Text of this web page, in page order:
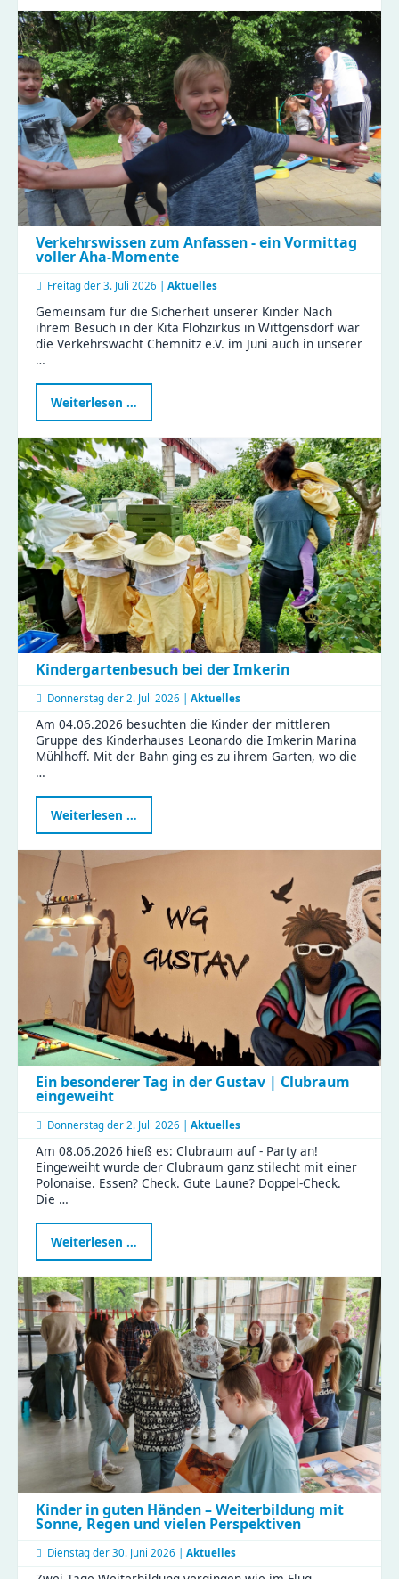
Firmenwandertag
Verkehrswissen zum Anfassen - ein Vormittag
voller Aha-Momente
Freitag der 3. Juli 2026 | Aktuelles
Gemeinsam für die Sicherheit unserer Kinder Nach
ihrem Besuch in der Kita Flohzirkus in Wittgensdorf war
die Verkehrswacht Chemnitz e.V. im Juni auch in unserer
…
Weiterlesen …
zum
Anfassen
-
ein
Vormittag
voller
Aha-
Momente
Kindergartenbesuch bei der Imkerin
Donnerstag der 2. Juli 2026 | Aktuelles
Am 04.06.2026 besuchten die Kinder der mittleren
Gruppe des Kinderhauses Leonardo die Imkerin Marina
Mühlhoff. Mit der Bahn ging es zu ihrem Garten, wo die
…
Weiterlesen …
bei
der
Imkerin
Ein besonderer Tag in der Gustav | Clubraum
eingeweiht
Donnerstag der 2. Juli 2026 | Aktuelles
Am 08.06.2026 hieß es: Clubraum auf - Party an!
Eingeweiht wurde der Clubraum ganz stilecht mit einer
Polonaise. Essen? Check. Gute Laune? Doppel-Check.
Die …
Weiterlesen …
besonderer
Tag
in
der
Gustav
|
Clubraum
eingeweiht
Kinder in guten Händen – Weiterbildung mit
Sonne, Regen und vielen Perspektiven
Dienstag der 30. Juni 2026 | Aktuelles